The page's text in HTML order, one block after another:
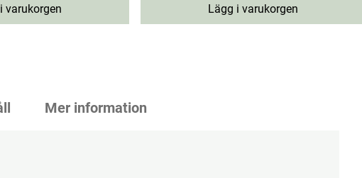
varukorgen Lägg i varukorgen
Mer information